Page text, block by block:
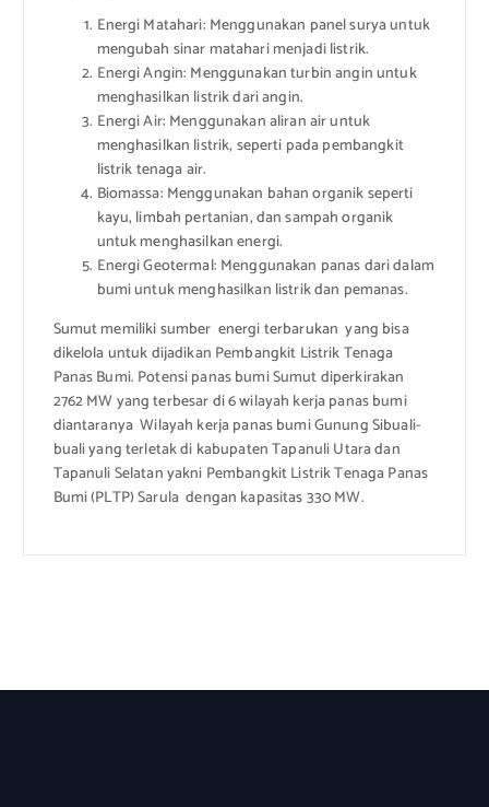
Energi Matahari: Menggunakan panel surya untuk
mengubah sinar matahari menjadi listrik.
Energi Angin: Menggunakan turbin angin untuk
menghasilkan listrik dari angin.
Energi Air: Menggunakan aliran air untuk
menghasilkan listrik, seperti pada pembangkit
listrik tenaga air.
Biomassa: Menggunakan bahan organik seperti
kayu, limbah pertanian, dan sampah organik
untuk menghasilkan energi.
Energi Geotermal: Menggunakan panas dari dalam
bumi untuk menghasilkan listrik dan pemanas.
Sumut memiliki sumber energi terbarukan yang bisa
dikelola untuk dijadikan Pembangkit Listrik Tenaga
Panas Bumi. Potensi panas bumi Sumut diperkirakan
2762 MW yang terbesar di 6 wilayah kerja panas bumi
diantaranya Wilayah kerja panas bumi Gunung Sibuali-
buali yang terletak di kabupaten Tapanuli Utara dan
Tapanuli Selatan yakni Pembangkit Listrik Tenaga Panas
Bumi (PLTP) Sarula dengan kapasitas 330 MW.